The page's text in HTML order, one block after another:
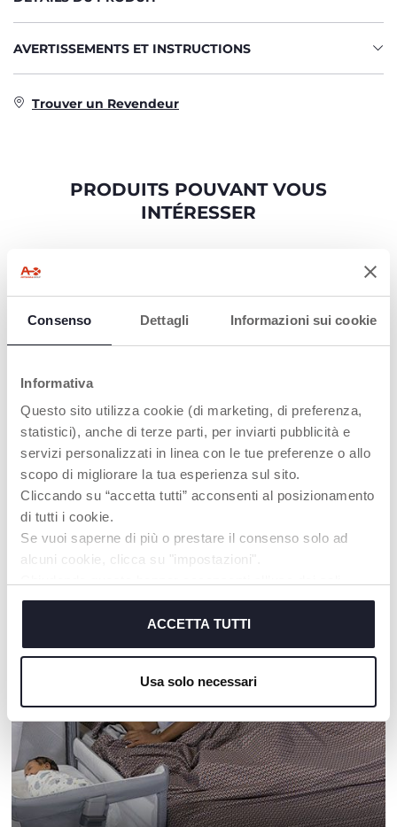
Consenso Dettagli Informazioni sui cookie
Informativa
Questo sito utilizza cookie (di marketing, di preferenza,
statistici), anche di terze parti, per inviarti pubblicità e
servizi personalizzati in linea con le tue preferenze o allo
scopo di migliorare la tua esperienza sul sito.
Cliccando su “accetta tutti” acconsenti al posizionamento
di tutti i cookie.
Se vuoi saperne di più o prestare il consenso solo ad
alcuni cookie, clicca su "impostazioni".
cookie tecnici, indispensabili per fruire del servizio
ACCETTA TUTTI
Usa solo necessari
AVERTISSEMENTS ET INSTRUCTIONS
Trouver un Revendeur
PRODUITS POUVANT VOUS
INTÉRESSER
+ COULEURS
Weathy le nuage
+ COULEURS
Mon premier Smartphone